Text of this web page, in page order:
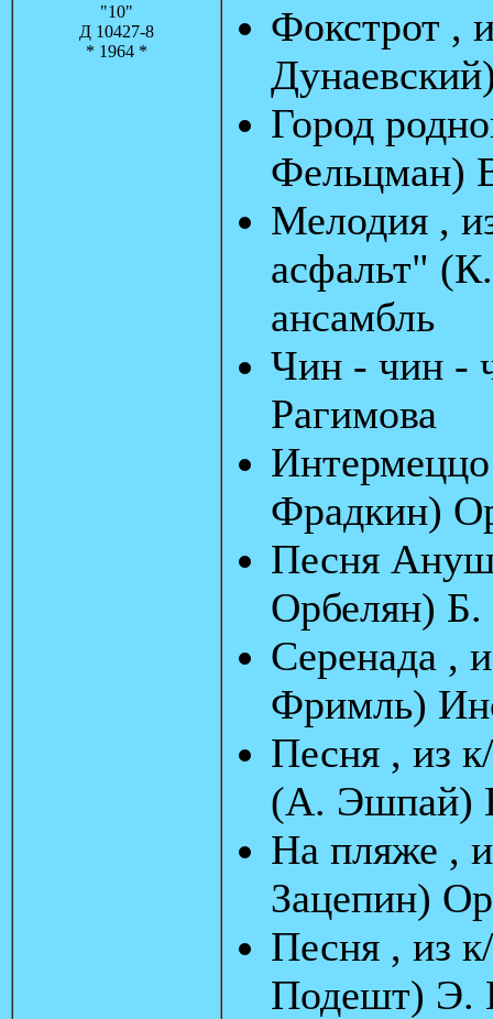
"10"
Д 10427-8
* 1964 *
Фокстрот ,
Город
Фельцман)
Мелодия ,
асфальт"
ансамбль
Чин - чин -
Рагимова
Фрадкин)
Песня
Орбелян)
Серенада ,
Фримль)
Песня , из
(А. Эшпай)
На пляже ,
Зацепин)
Песня , из
Подешт) Э.